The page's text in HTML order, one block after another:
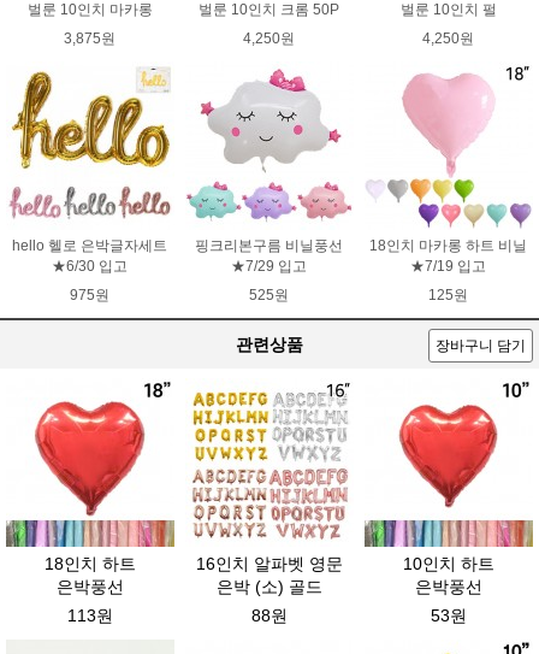
벌룬 10인치 마카롱
3,875원
벌룬 10인치 크롬 50P
4,250원
벌룬 10인치 펄
4,250원
hello 헬로 은박글자세트
★6/30 입고
975원
핑크리본구름 비닐풍선
★7/29 입고
525원
18인치 마카롱 하트 비닐
★7/19 입고
125원
관련상품 장바구니 담기
18인치 하트
은박풍선
113원
16인치 알파벳 영문
은박 (소) 골드
88원
10인치 하트
은박풍선
53원